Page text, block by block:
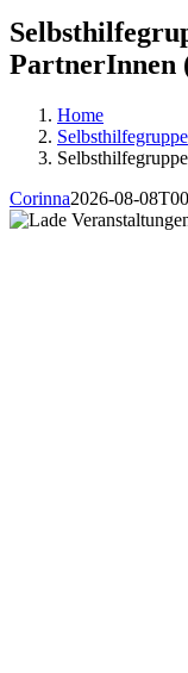
PartnerInnen
Home
Selbsthilfegruppe
Corinna2026-08-